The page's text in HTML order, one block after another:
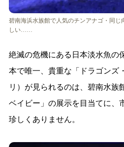
碧南海浜水族館で人気のチンアナゴ・同じ
しい……
絶滅の危機にある日本淡水魚の
本で唯一、貴重な「ドラゴンズ
リ）が見られるのは、碧南水族
ベイビー」の展示を目当てに、
珍しくありません。